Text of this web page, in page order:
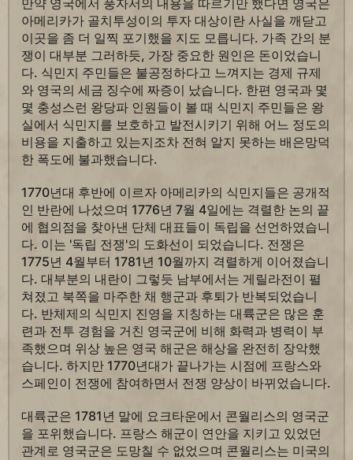
만약 영국에서 풍자서의 내용을 따르기만 했다면 영국은
아메리카가 골치투성이의 투자 대상이란 사실을 깨닫고
이곳을 좀 더 일찍 포기했을 지도 모릅니다. 가족 간의 분
쟁이 대부분 그러하듯, 가장 중요한 원인은 돈이었습니
다. 식민지 주민들은 불공정하다고 느껴지는 경제 규제
와 영국의 세금 징수에 짜증이 났습니다. 한편 영국과 몇
몇 충성스런 왕당파 인원들이 볼 때 식민지 주민들은 왕
실에서 식민지를 보호하고 발전시키기 위해 어느 정도의
비용을 지출하고 있는지조차 전혀 알지 못하는 배은망덕
한 폭도에 불과했습니다.
1770년대 후반에 이르자 아메리카의 식민지들은 공개적
인 반란에 나섰으며 1776년 7월 4일에는 격렬한 논의 끝
에 협의점을 찾아낸 단체 대표들이 독립을 선언하였습니
다. 이는 '독립 전쟁'의 도화선이 되었습니다. 전쟁은
1775년 4월부터 1781년 10월까지 격렬하게 이어졌습니
다. 대부분의 내란이 그렇듯 남부에서는 게릴라전이 펼
쳐졌고 북쪽을 마주한 채 행군과 후퇴가 반복되었습니
다. 반체제의 식민지 진영을 지칭하는 대륙군은 많은 훈
련과 전투 경험을 거친 영국군에 비해 화력과 병력이 부
족했으며 위상 높은 영국 해군은 해상을 완전히 장악했
습니다. 하지만 1770년대가 끝나가는 시점에 프랑스와
스페인이 전쟁에 참여하면서 전쟁 양상이 바뀌었습니다.
대륙군은 1781년 말에 요크타운에서 콘월리스의 영국군
을 포위했습니다. 프랑스 해군이 연안을 지키고 있었던
관계로 영국군은 도망칠 수 없었으며 콘월리스는 미국의